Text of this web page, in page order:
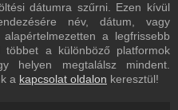
dátumra szűrni. Ezen kívül
név, dátum, vagy
a legfrissebb
a különböző platformok
helyen megtalálsz mindent.
a kapcsolat oldalon keresztül!